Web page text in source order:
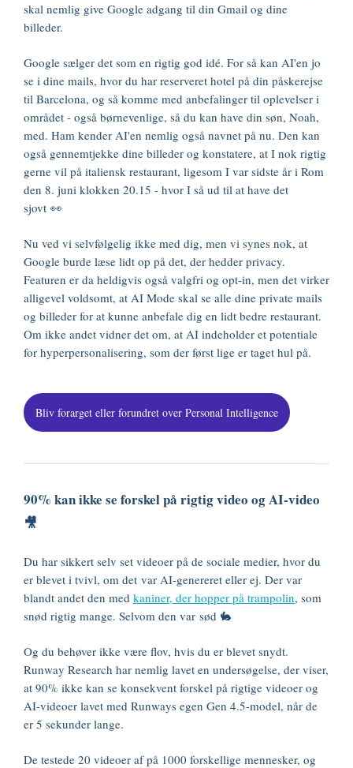
skal nemlig give Google adgang til din Gmail og dine
billeder.
Google sælger det som en rigtig god idé. For så kan AI'en jo
se i dine mails, hvor du har reserveret hotel på din påskerejse
til Barcelona, og så komme med anbefalinger til oplevelser i
området - også børnevenlige, så du kan have din søn, Noah,
med. Ham kender AI'en nemlig også navnet på nu. Den kan
også gennemtjekke dine billeder og konstatere, at I nok rigtig
gerne vil på italiensk restaurant, ligesom I var sidste år i Rom
den 8. juni klokken 20.15 - hvor I så ud til at have det
sjovt 👀
Nu ved vi selvfølgelig ikke med dig, men vi synes nok, at
Google burde læse lidt op på det, der hedder privacy.
Featuren er da heldigvis også valgfri og opt-in, men det virker
alligevel voldsomt, at AI Mode skal se alle dine private mails
og billeder for at kunne anbefale dig en lidt bedre restaurant.
Om ikke andet vidner det om, at AI indeholder et potentiale
for hyperpersonalisering, som der først lige er taget hul på.
Bliv forarget eller forundret over Personal Intelligence
90% kan ikke se forskel på rigtig video og AI-video
🎥
Du har sikkert selv set videoer på de sociale medier, hvor du
er blevet i tvivl, om det var AI-genereret eller ej. Der var
blandt andet den med kaniner, der hopper på trampolin, som
snød rigtig mange. Selvom den var sød 🐇
Og du behøver ikke være flov, hvis du er blevet snydt.
Runway Research har nemlig lavet en undersøgelse, der viser,
at 90% ikke kan se konsekvent forskel på rigtige videoer og
AI-videoer lavet med Runways egen Gen 4.5-model, når de
er 5 sekunder lange.
De testede 20 videoer af på 1000 forskellige mennesker, og